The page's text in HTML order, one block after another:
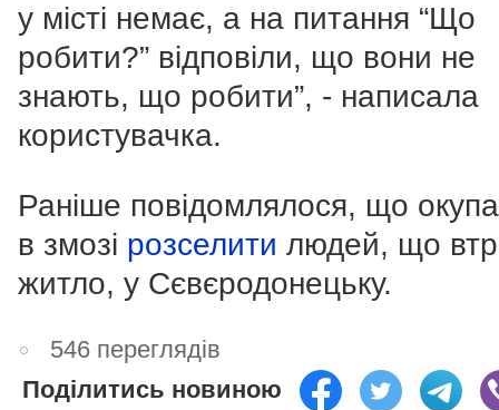
у місті немає, а на питання “Що
робити?” відповіли, що вони не
знають, що робити”, - написала
користувачка.
Раніше повідомлялося, що
в змозі розселити людей, що
житло, у Сєвєродонецьку.
546 переглядів
Поділитись новиною